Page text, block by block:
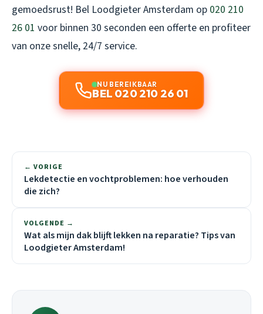
gemoedsrust! Bel Loodgieter Amsterdam op 020 210
26 01 voor binnen 30 seconden een offerte en profiteer
van onze snelle, 24/7 service.
NU BEREIKBAAR
BEL 020 210 26 01
← VORIGE
Lekdetectie en vochtproblemen: hoe verhouden
die zich?
VOLGENDE →
Wat als mijn dak blijft lekken na reparatie? Tips van
Loodgieter Amsterdam!